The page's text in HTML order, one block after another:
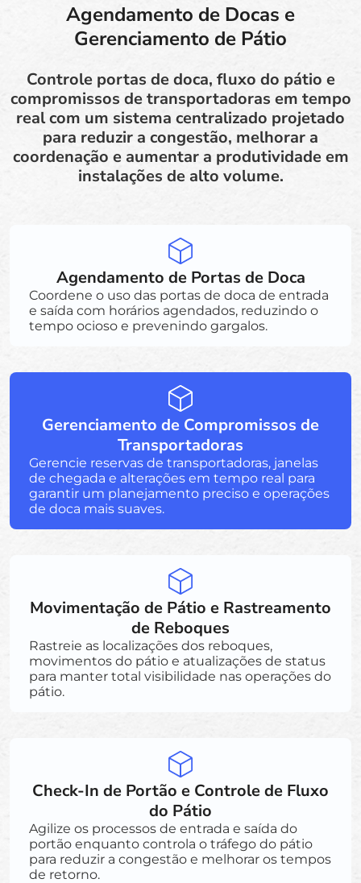
Agendamento de Docas e
Gerenciamento de Pátio
Controle portas de doca, fluxo do pátio e
compromissos de transportadoras em tempo
real com um sistema centralizado projetado
para reduzir a congestão, melhorar a
coordenação e aumentar a produtividade em
instalações de alto volume.
Agendamento de Portas de Doca
Coordene o uso das portas de doca de entrada
e saída com horários agendados, reduzindo o
tempo ocioso e prevenindo gargalos.
Gerenciamento de Compromissos de
Transportadoras
Gerencie reservas de transportadoras, janelas
de chegada e alterações em tempo real para
garantir um planejamento preciso e operações
de doca mais suaves.
Movimentação de Pátio e Rastreamento
de Reboques
Rastreie as localizações dos reboques,
movimentos do pátio e atualizações de status
para manter total visibilidade nas operações do
pátio.
Check-In de Portão e Controle de Fluxo
do Pátio
Agilize os processos de entrada e saída do
portão enquanto controla o tráfego do pátio
para reduzir a congestão e melhorar os tempos
de retorno.